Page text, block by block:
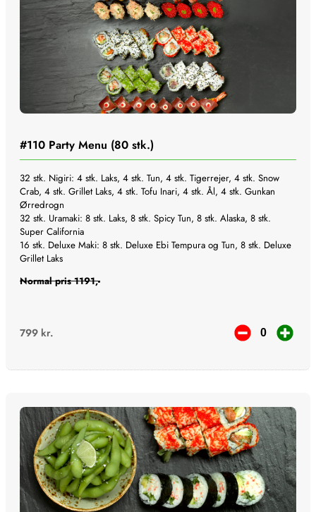
#110 Party Menu (80 stk.)
32 stk. Nigiri: 4 stk. Laks, 4 stk. Tun, 4 stk. Tigerrejer, 4 stk. Snow
Crab, 4 stk. Grillet Laks, 4 stk. Tofu Inari, 4 stk. Ål, 4 stk. Gunkan
Ørredrogn
32 stk. Uramaki: 8 stk. Laks, 8 stk. Spicy Tun, 8 stk. Alaska, 8 stk.
Super California
16 stk. Deluxe Maki: 8 stk. Deluxe Ebi Tempura og Tun, 8 stk. Deluxe
Grillet Laks
Normal pris 1191,-
799 kr.